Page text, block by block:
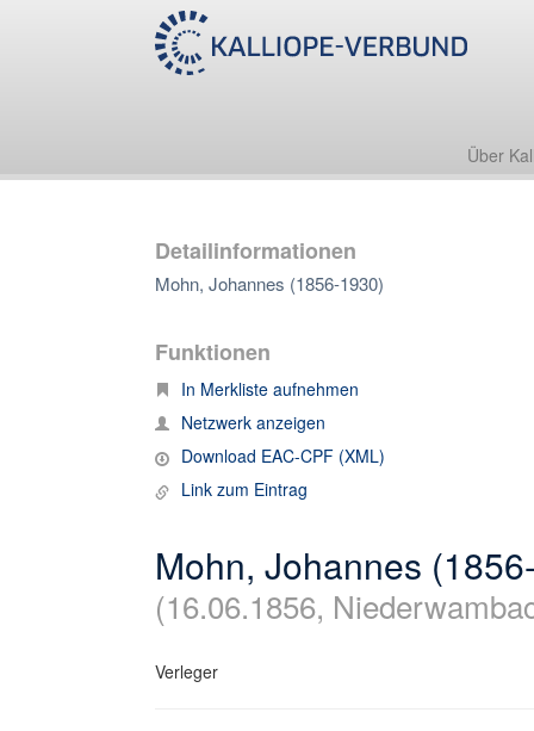
Über
Detailinformationen
Mohn, Johannes (1856-1930)
Funktionen
In Merkliste aufnehmen
Netzwerk anzeigen
Download EAC-CPF (XML)
Link zum Eintrag
Mohn, Johannes
(16.06.1856,
Verleger